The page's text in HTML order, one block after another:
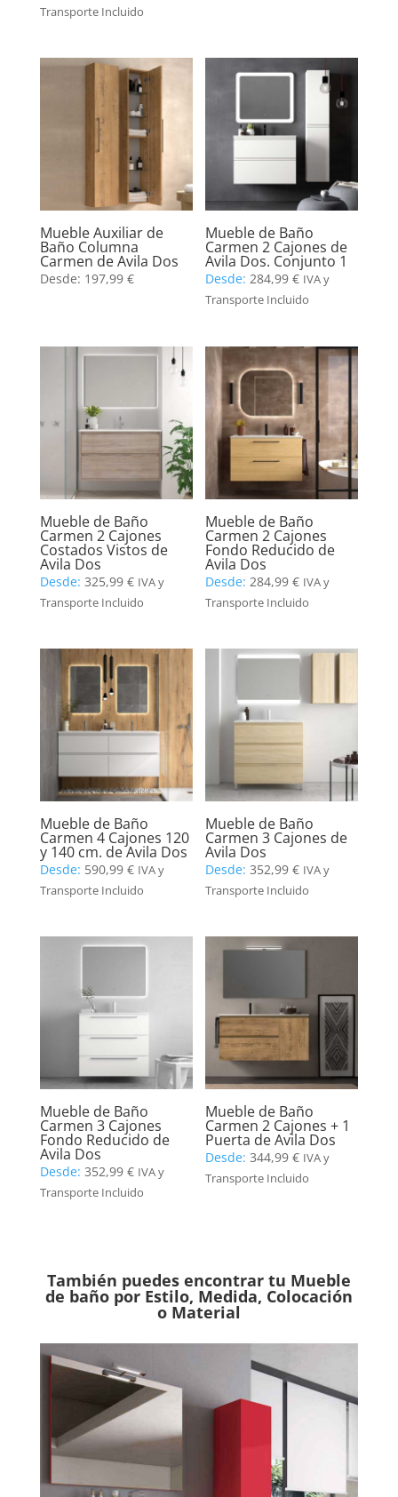
Transporte Incluido
Mueble Auxiliar de
Baño Columna
Carmen de Avila Dos
Desde: 197,99 €
Mueble de Baño
Carmen 2 Cajones de
Avila Dos. Conjunto 1
Desde:284,99€ IVA y
Transporte Incluido
Mueble de Baño
Carmen 2 Cajones
Costados Vistos de
Avila Dos
Desde: 325,99 € IVA y
Transporte Incluido
Mueble de Baño
Carmen 2 Cajones
Fondo Reducido de
Avila Dos
Desde: 284,99€ IVA y
Transporte Incluido
Mueble de Baño
Carmen 4 Cajones 120
y 140 cm. de Avila Dos
Desde: 590,99 € IVA y
Transporte Incluido
Mueble de Baño
Carmen 3 Cajones de
Avila Dos
Desde:352,99€ IVA y
Transporte Incluido
Mueble de Baño
Carmen 3 Cajones
Fondo Reducido de
Avila Dos
Desde: 352,99 € IVA y
Transporte Incluido
Mueble de Baño
Carmen 2 Cajones + 1
Puerta de Avila Dos
Desde:344,99€ IVA y
Transporte Incluido
También puedes encontrar tu Mueble
de baño por Estilo, Medida, Colocación
o Material